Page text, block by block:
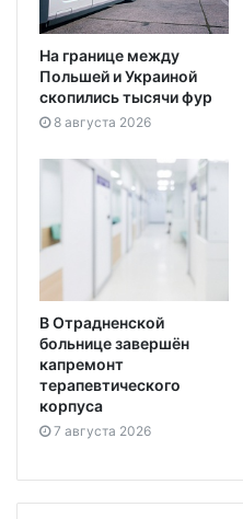
На границе между
Польшей и Украиной
скопились тысячи фур
8 августа 2026
В Отрадненской
больнице завершён
капремонт
терапевтического
корпуса
7 августа 2026